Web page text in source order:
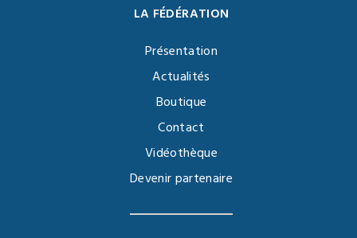
LA FÉDÉRATION
Présentation
Actualités
Boutique
Contact
Vidéothèque
Devenir partenaire